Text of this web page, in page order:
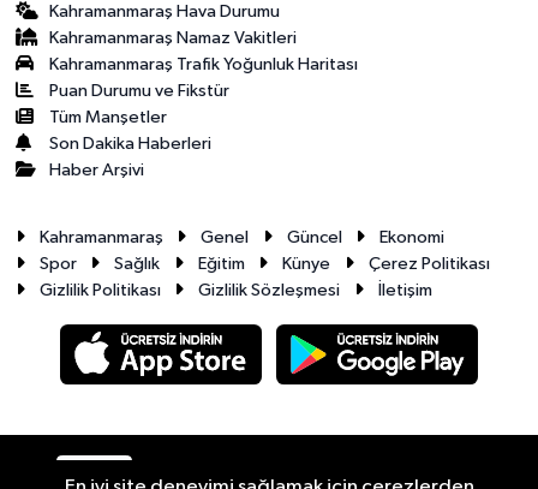
Kahramanmaraş Hava Durumu
Kahramanmaraş Namaz Vakitleri
Kahramanmaraş Trafik Yoğunluk Haritası
Puan Durumu ve Fikstür
Tüm Manşetler
Son Dakika Haberleri
Haber Arşivi
Kahramanmaraş Genel Güncel
Ekonomi
Spor
Sağlık Eğitim Künye
Çerez Politikası
Gizlilik Politikası
Gizlilik Sözleşmesi İletişim